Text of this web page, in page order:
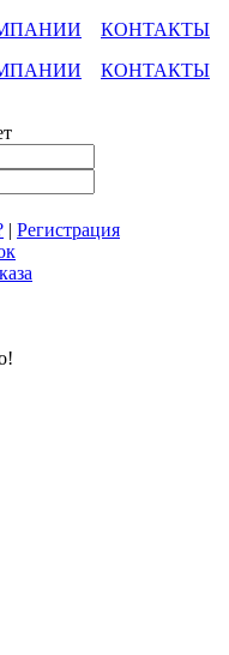
КОНТАКТЫ
КОНТАКТЫ
| Регистрация